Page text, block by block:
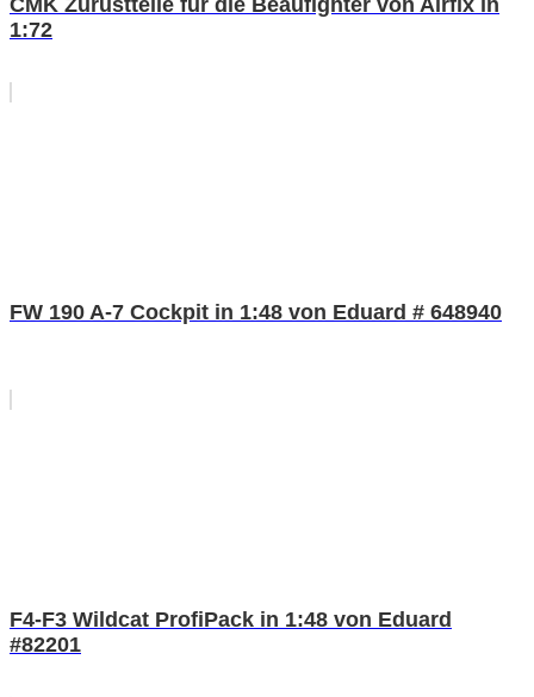
1:72
FW 190 A-7 Cockpit in 1:48 von Eduard # 648940
F4-F3 Wildcat ProfiPack in 1:48 von Eduard
#82201